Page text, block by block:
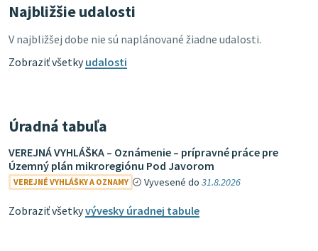
Najbližšie udalosti
V najbližšej dobe nie sú naplánované žiadne udalosti.
Zobraziť všetkyudalosti
Úradná tabuľa
VEREJNÁ VYHLÁŠKA – Oznámenie – prípravné práce pre
Územný plán mikroregiónu Pod Javorom
VEREJNÉ VYHLÁŠKY A OZNAMY Vyvesené do31.8.2026
Zobraziť všetkyvývesky úradnej tabule